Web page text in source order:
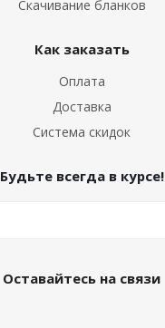
Скачивание бланков
Как заказать
Оплата
Доставка
Система скидок
Будьте всегда в курсе!
Оставайтесь на связи